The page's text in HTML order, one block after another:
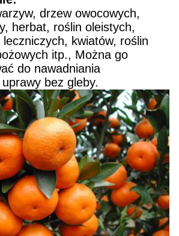
drzew owocowych,
herbat, roślin oleistych,
kwiatów, roślin
itp., Można go
do nawadniania
bez gleby.